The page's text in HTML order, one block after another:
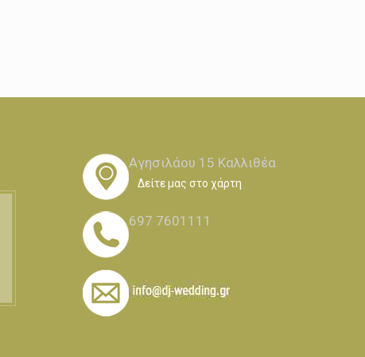
Αγησιλάου 15 Καλλιθέα
Δείτε μας στο χάρτη
697 7601111